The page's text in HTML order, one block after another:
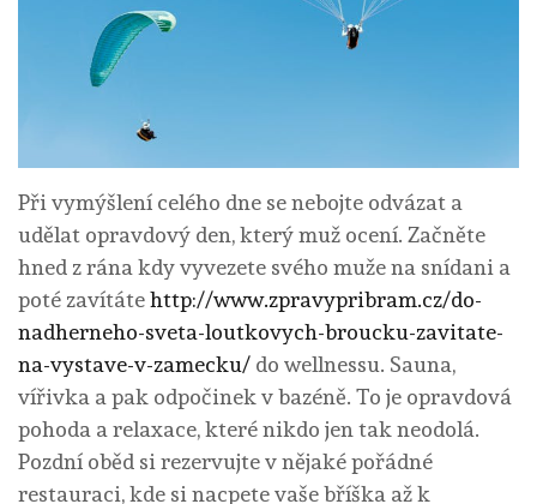
Při vymýšlení celého dne se nebojte odvázat a
udělat opravdový den, který muž ocení. Začněte
hned z rána kdy vyvezete svého muže na snídani a
poté zavítátehttp://www.zpravypribram.cz/do-
nadherneho-sveta-loutkovych-broucku-zavitate-
na-vystave-v-zamecku/ do wellnessu. Sauna,
vířivka a pak odpočinek v bazéně. To je opravdová
pohoda a relaxace, které nikdo jen tak neodolá.
Pozdní oběd si rezervujte v nějaké pořádné
restauraci, kde si nacpete vaše bříška až k